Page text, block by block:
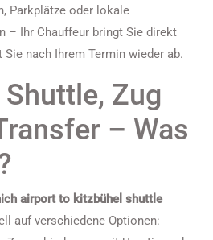
Parkplätze oder lokale
– Ihr Chauffeur bringt Sie direkt
nach Ihrem Termin wieder ab.
Zug
– Was
airport to kitzbühel shuttle
auf verschiedene Optionen: